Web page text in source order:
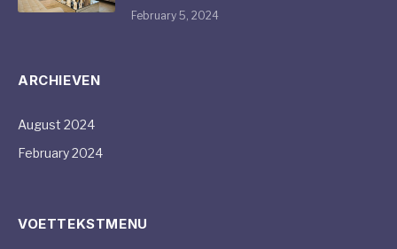
February 5, 2024
ARCHIEVEN
August 2024
February 2024
VOETTEKSTMENU